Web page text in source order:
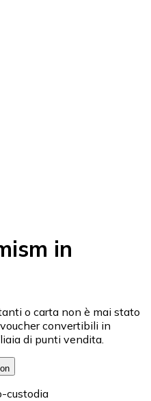
in
o carta non è mai stato
convertibili in
di punti vendita.
custodia